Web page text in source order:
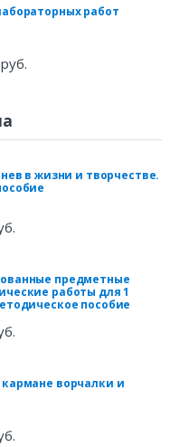
работ
в жизни и творчестве.
предметные
работы для 1
пособие
ворчалки и